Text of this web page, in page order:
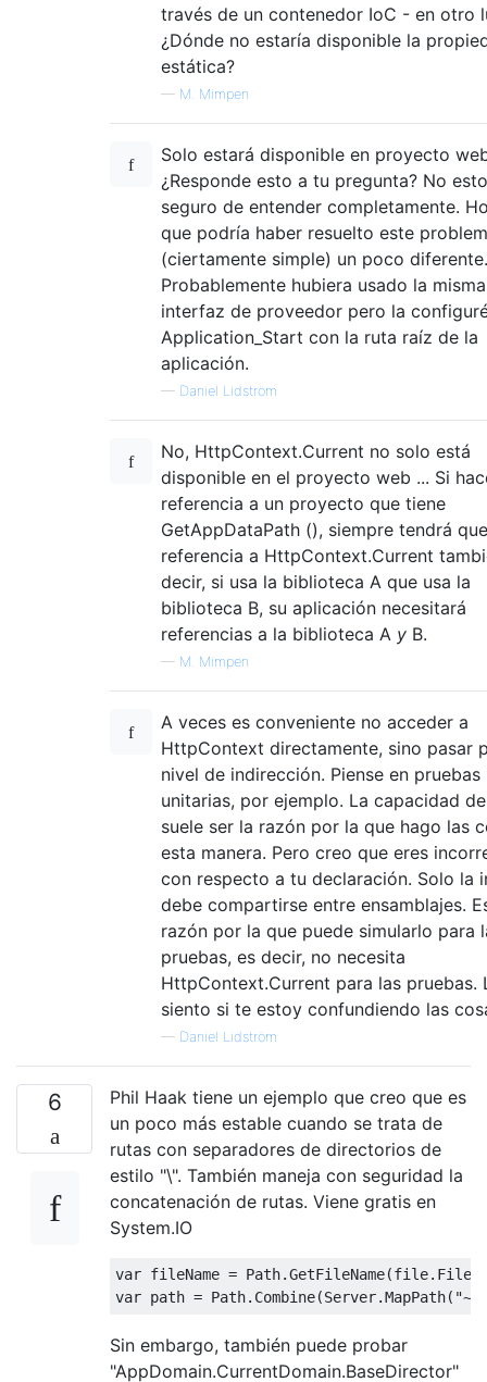
través de un contenedor IoC - en otro
¿Dónde no estaría disponible la
estática?
— M. Mimpen
Solo estará disponible en proyecto
¿Responde esto a tu pregunta? No
seguro de entender completamente.
que podría haber resuelto este
(ciertamente simple) un poco diferente.
Probablemente hubiera usado la misma
interfaz de proveedor pero la
Application_Start con la ruta raíz de la
aplicación.
— Daniel Lidström
No, HttpContext.Current no solo está
disponible en el proyecto web ... Si
referencia a un proyecto que tiene
GetAppDataPath (), siempre tendrá
referencia a HttpContext.Current
decir, si usa la biblioteca A que usa la
biblioteca B, su aplicación necesitará
referencias a la biblioteca A y B.
— M. Mimpen
A veces es conveniente no acceder a
HttpContext directamente, sino pasar
nivel de indirección. Piense en pruebas
unitarias, por ejemplo. La capacidad
suele ser la razón por la que hago las
esta manera. Pero creo que eres
con respecto a tu declaración. Solo la
debe compartirse entre ensamblajes.
razón por la que puede simularlo para
pruebas, es decir, no necesita
HttpContext.Current para las pruebas.
siento si te estoy confundiendo las
— Daniel Lidström
6
Phil Haak tiene un ejemplo que creo que es
un poco más estable cuando se trata de
rutas con separadores de directorios de
estilo "\". También maneja con seguridad la
concatenación de rutas. Viene gratis en
System.IO
var fileName = Path.GetFileName(file.
var path = Path. Combine(Server.MapPath( "~/
Sin embargo, también puede probar
"AppDomain.CurrentDomain.BaseDirector"